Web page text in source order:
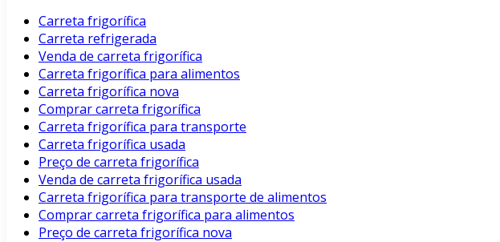
Carreta frigorífica
Carreta refrigerada
Venda de carreta frigorífica
Carreta frigorífica para alimentos
Carreta frigorífica nova
Comprar carreta frigorífica
Carreta frigorífica para transporte
Carreta frigorífica usada
Preço de carreta frigorífica
Venda de carreta frigorífica usada
Carreta frigorífica para transporte de alimentos
Comprar carreta frigorífica para alimentos
Preço de carreta frigorífica nova